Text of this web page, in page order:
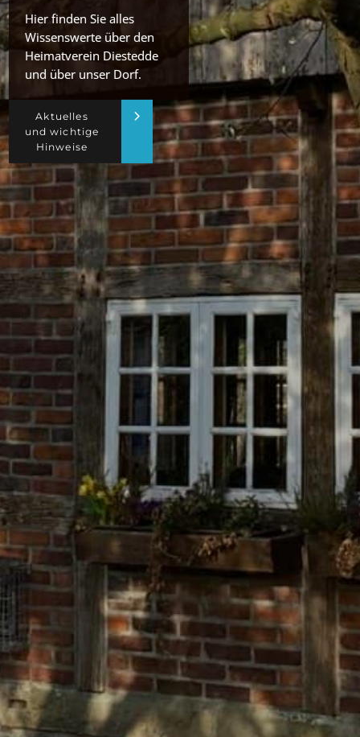
Hier finden Sie alles
Wissenswerte über den
Heimatverein Diestedde
und über unser Dorf.
Aktuelles
und wichtige
Hinweise